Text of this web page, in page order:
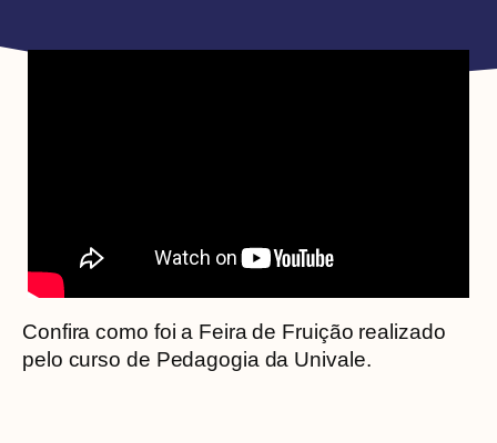
Confira como foi a Feira de Fruição realizado
pelo curso de Pedagogia da Univale.